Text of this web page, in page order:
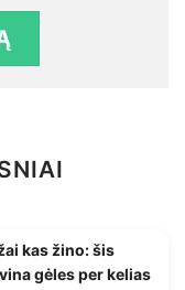
kas žino: šis
gėles per kelias